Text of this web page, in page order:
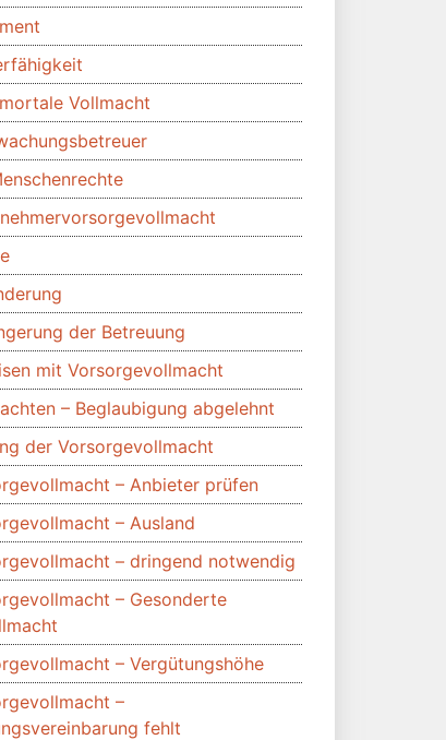
Vollmacht
der Betreuung
mit Vorsorgevollmacht
– Beglaubigung abgelehnt
der Vorsorgevollmacht
– Anbieter prüfen
– Ausland
– dringend notwendig
– Gesonderte
– Vergütungshöhe
–
fehlt